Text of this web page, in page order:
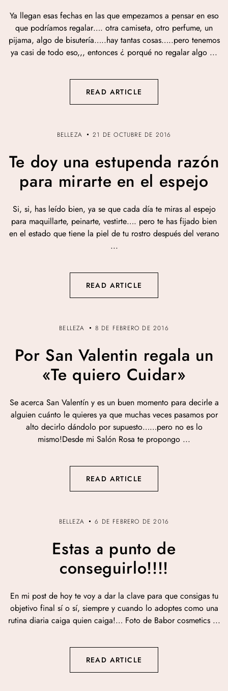
Ya llegan esas fechas en las que empezamos a pensar en eso
que podríamos regalar…. otra camiseta, otro perfume, un
pijama, algo de bisutería…..hay tantas cosas…..pero tenemos
ya casi de todo eso,,, entonces ¿ porqué no regalar algo ...
READ ARTICLE
BELLEZA 21 DE OCTUBRE DE 2016
Te doy una estupenda razón
para mirarte en el espejo
Si, si, has leído bien, ya se que cada día te miras al espejo
para maquillarte, peinarte, vestirte…. pero te has fijado bien
en el estado que tiene la piel de tu rostro después del verano
...
READ ARTICLE
BELLEZA 8 DE FEBRERO DE 2016
Por San Valentin regala un
«Te quiero Cuidar»
Se acerca San Valentín y es un buen momento para decirle a
alguien cuánto le quieres ya que muchas veces pasamos por
alto decirlo dándolo por supuesto……pero no es lo
mismo!Desde mi Salón Rosa te propongo ...
READ ARTICLE
BELLEZA 6 DE FEBRERO DE 2016
Estas a punto de
conseguirlo!!!!
En mi post de hoy te voy a dar la clave para que consigas tu
objetivo final sí o sí, siempre y cuando lo adoptes como una
rutina diaria caiga quien caiga!… Foto de Babor cosmetics ...
READ ARTICLE